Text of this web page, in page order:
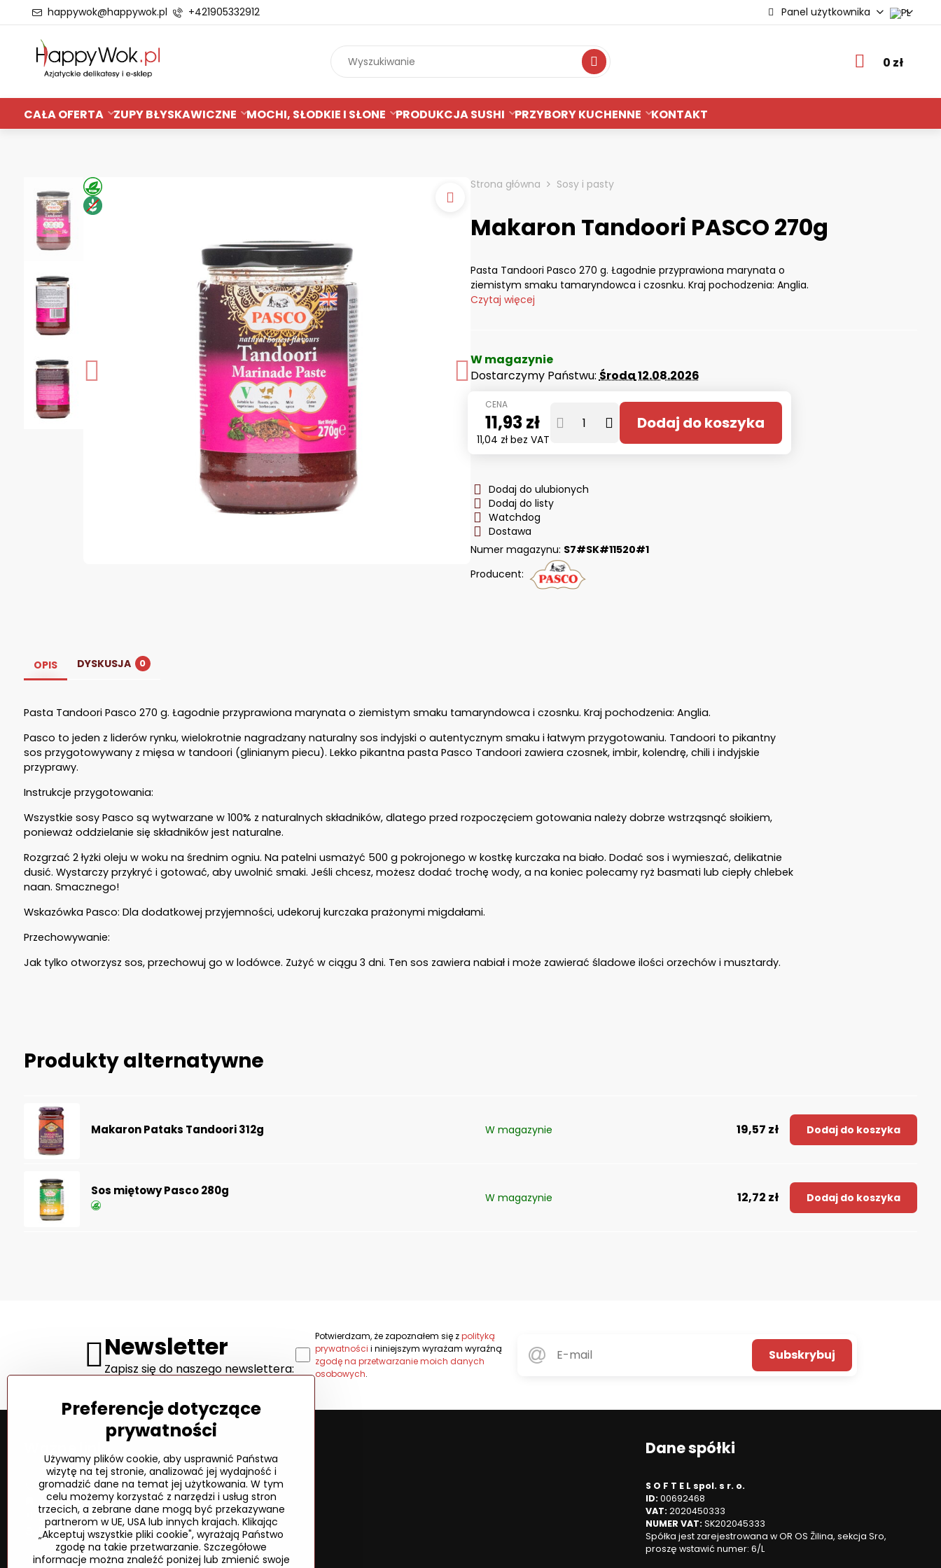
happywok@happywok.pl +421905332912 Panel użytkownika
Wyszukiwanie 0 zł
CAŁA OFERTA ZUPY BŁYSKAWICZNE MOCHI, SŁODKIE I SŁONE PRODUKCJA SUSHI PRZYBORY KUCHENNE KONTAKT
Strona główna Sosy i pasty
Makaron Tandoori PASCO 270g
Pasta Tandoori Pasco 270 g. Łagodnie przyprawiona marynata o
ziemistym smaku tamaryndowca i czosnku. Kraj pochodzenia: Anglia.
Czytaj więcej
W magazynie
Dostarczymy Państwu:Środa12.08.2026
11,93 zł
11,04 zł bez VAT
Dodaj do koszyka
Dodaj do ulubionych
Dodaj do listy
Watchdog
Dostawa
Numer magazynu: S7#SK#11520#1
Producent:
OPIS DYSKUSJA 0
Pasta Tandoori Pasco 270 g. Łagodnie przyprawiona marynata o ziemistym smaku tamaryndowca i czosnku. Kraj pochodzenia: Anglia.
Pasco to jeden z liderów rynku, wielokrotnie nagradzany naturalny sos indyjski o autentycznym smaku i łatwym przygotowaniu. Tandoori to pikantny
sos przygotowywany z mięsa w tandoori (glinianym piecu). Lekko pikantna pasta Pasco Tandoori zawiera czosnek, imbir, kolendrę, chili i indyjskie
przyprawy.
Instrukcje przygotowania:
Wszystkie sosy Pasco są wytwarzane w 100% z naturalnych składników, dlatego przed rozpoczęciem gotowania należy dobrze wstrząsnąć słoikiem,
ponieważ oddzielanie się składników jest naturalne.
Rozgrzać 2 łyżki oleju w woku na średnim ogniu. Na patelni usmażyć 500 g pokrojonego w kostkę kurczaka na biało. Dodać sos i wymieszać, delikatnie
dusić. Wystarczy przykryć i gotować, aby uwolnić smaki. Jeśli chcesz, możesz dodać trochę wody, a na koniec polecamy ryż basmati lub ciepły chlebek
naan. Smacznego!
Wskazówka Pasco: Dla dodatkowej przyjemności, udekoruj kurczaka prażonymi migdałami.
Przechowywanie:
Jak tylko otworzysz sos, przechowuj go w lodówce. Zużyć w ciągu 3 dni. Ten sos zawiera nabiał i może zawierać śladowe ilości orzechów i musztardy.
Produkty alternatywne
Makaron Pataks Tandoori 312g W magazynie 19,57 zł Dodaj do koszyka
Sos miętowy Pasco 280g W magazynie 12,72 zł Dodaj do koszyka
Newsletter
Zapisz się do naszego newslettera:
Subskrybuj
Potwierdzam, że zapoznałem się zpolityką
prywatności i niniejszym wyrażam wyraźną
zgodę na przetwarzanie moich danych
osobowych.
Ważne linki
Kontakt
Wysyłka i płatność
Zasady i warunki
Polityka prywatności
Dane spółki
S O F T E L spol. s r. o.
ID: 00692468
VAT: 2020450333
NUMER VAT: SK202045333
Spółka jest zarejestrowana w OR OS Žilina, sekcja Sro,
proszę wstawić numer: 6/L
Preferencje dotyczące
prywatności
Używamy plików cookie, aby usprawnić Państwa
wizytę na tej stronie, analizować jej wydajność i
gromadzić dane na temat jej użytkowania. W tym
celu możemy korzystać z narzędzi i usług stron
trzecich, a zebrane dane mogą być przekazywane
partnerom w UE, USA lub innych krajach. Klikając
„Akceptuj wszystkie pliki cookie", wyrażają Państwo
zgodę na takie przetwarzanie. Szczegółowe
informacje można znaleźć poniżej lub zmienić swoje